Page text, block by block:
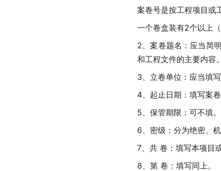
案卷号是按工程项目或
一个卷盒装有2个以上
2、案卷题名：应当简
和工程文件的主要内容
3、立卷单位：应当填
4、起止日期：填写案
5、保管期限：可不填。
6、密级：分为绝密、
7、共 卷：填写本项目
8、第 卷：填写同上。